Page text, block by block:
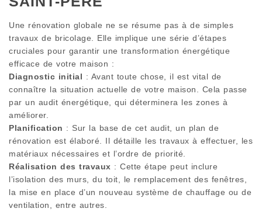
Une rénovation globale ne se résume pas à de simples
travaux de bricolage. Elle implique une série d’étapes
cruciales pour garantir une transformation énergétique
efficace de votre maison :
Diagnostic initial : Avant toute chose, il est vital de
connaître la situation actuelle de votre maison. Cela passe
par un audit énergétique, qui déterminera les zones à
améliorer.
Planification : Sur la base de cet audit, un plan de
rénovation est élaboré. Il détaille les travaux à effectuer, les
matériaux nécessaires et l’ordre de priorité.
Réalisation des travaux : Cette étape peut inclure
l’isolation des murs, du toit, le remplacement des fenêtres,
la mise en place d’un nouveau système de chauffage ou de
ventilation, entre autres.